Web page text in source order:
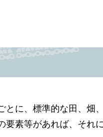
に、標準的な田、畑
要素等があれば、それ